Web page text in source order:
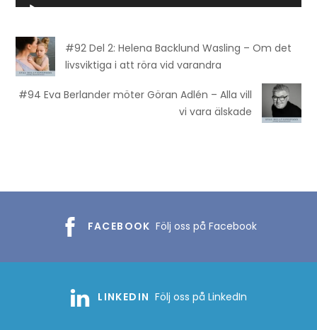
#92 Del 2: Helena Backlund Wasling – Om det
livsviktiga i att röra vid varandra
#94 Eva Berlander möter Göran Adlén – Alla vill
vi vara älskade
FACEBOOK Följ oss på Facebook
LINKEDIN Följ oss på LinkedIn